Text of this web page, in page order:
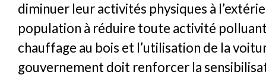
diminuer leur activités physiques à
population à réduire toute activité
chauffage au bois et l’utilisation de la
gouvernement doit renforcer la